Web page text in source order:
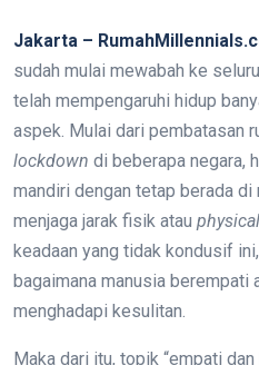
Jakarta –
sudah mulai mewabah ke
telah mempengaruhi hidup
aspek. Mulai dari pembatasan
lockdown di beberapa negara,
mandiri dengan tetap berada di
menjaga jarak fisik atau
keadaan yang tidak kondusif
bagaimana manusia berempati
menghadapi kesulitan.
Maka dari itu, topik “empati